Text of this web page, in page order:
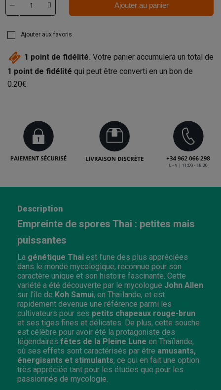
Ajouter au panier
Ajouter aux favoris
1 point de fidélité. Votre panier accumulera un total de
1 point de fidélité qui peut être converti en un bon de
0.20€
Description
Empreinte de spores Thai : petites mais
puissantes
La génétique Thai est l'une des plus appréciées
dans le monde mycologique, reconnue pour son
caractère unique et son histoire fascinante. Cette
variété a été découverte par le mycologue John Allen
sur l'île de Koh Samui, en Thaïlande, et est
rapidement devenue une référence parmi les
cultivateurs pour ses petits chapeaux rouge-brun
et ses tiges fines et délicates. De plus, cette souche
est célèbre pour avoir été la protagoniste des
légendaires fêtes de la Pleine Lune en Thaïlande,
où ses effets sont caractérisés par être amusants,
énergisants et stimulants, ce qui en fait une option
très appréciée tant pour les études que pour les
passionnés de mycologie.